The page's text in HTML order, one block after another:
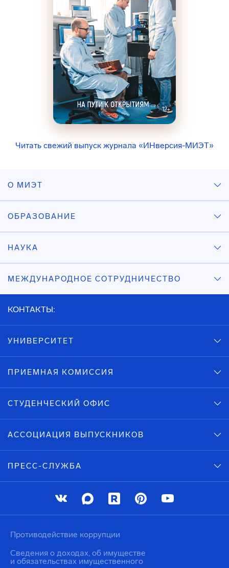
Читать свежий выпуск журнала «ИНверсия-МИЭТ»
О МИЭТ
ОБРАЗОВАНИЕ
НАУКА
МЕЖДУНАРОДНОЕ СОТРУДНИЧЕСТВО
КОНТАКТЫ:
УНИВЕРСИТЕТ
ПРИЕМНАЯ КОМИССИЯ
СТУДЕНЧЕСКИЙ ОФИС
АССОЦИАЦИЯ ВЫПУСКНИКОВ
ПРЕСС-СЛУЖБА
Противодействие коррупции
Сведения о доходах, об имуществе
и обязательствах имущественного